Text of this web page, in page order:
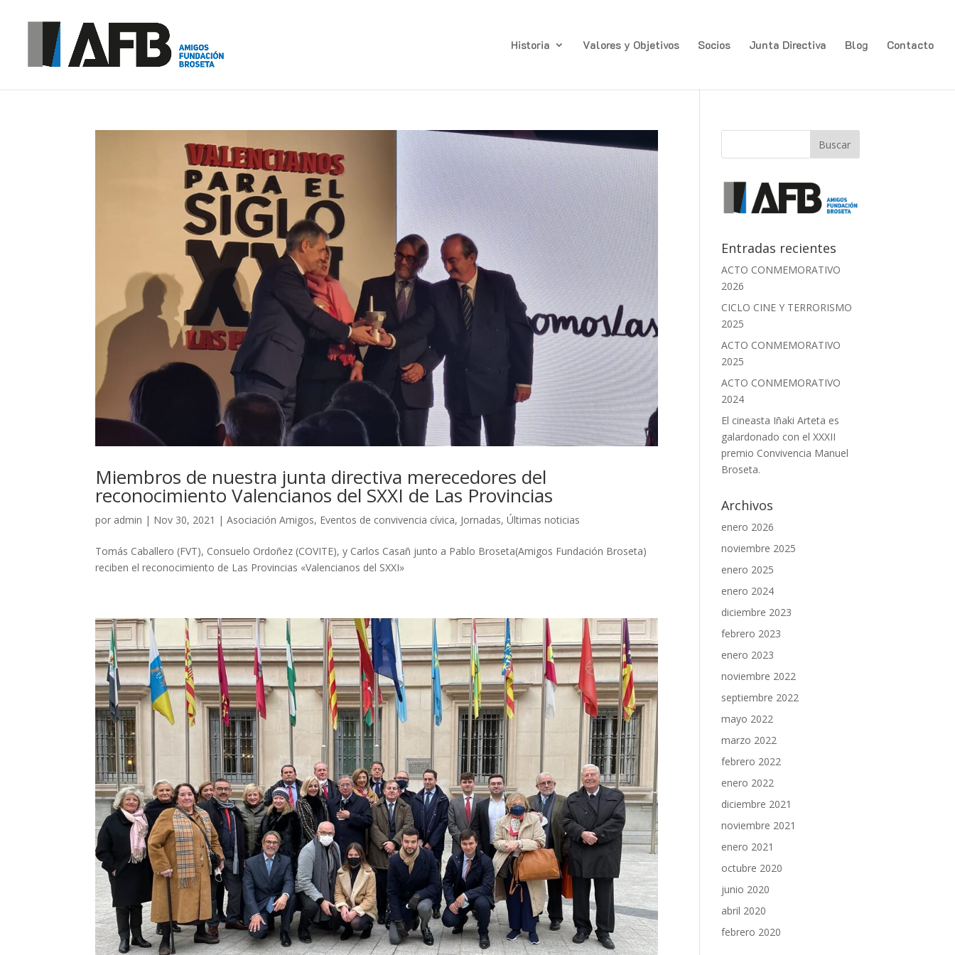
Historia Valores y Objetivos Socios Junta Directiva Blog Contacto
Miembros de nuestra junta directiva merecedores del
reconocimiento Valencianos del SXXI de Las Provincias
por admin | Nov 30, 2021 |Asociación Amigos, Eventos de convivencia cívica, Jornadas,Últimas noticias
Tomás Caballero (FVT), Consuelo Ordoñez (COVITE), y Carlos Casañ junto a Pablo Broseta(Amigos Fundación Broseta)
reciben el reconocimiento de Las Provincias «Valencianos del SXXI»
Entradas recientes
ACTO CONMEMORATIVO
2026
CICLO CINE Y TERRORISMO
2025
ACTO CONMEMORATIVO
2025
ACTO CONMEMORATIVO
2024
El cineasta Iñaki Arteta es
galardonado con el XXXII
premio Convivencia Manuel
Broseta.
Archivos
enero 2026
noviembre 2025
enero 2025
enero 2024
diciembre 2023
febrero 2023
enero 2023
noviembre 2022
septiembre 2022
mayo 2022
marzo 2022
febrero 2022
enero 2022
diciembre 2021
noviembre 2021
enero 2021
octubre 2020
junio 2020
abril 2020
febrero 2020